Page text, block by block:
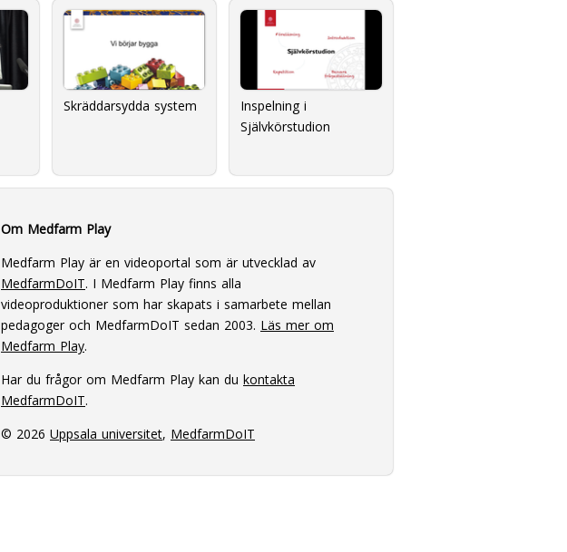
Skräddarsydda system
Inspelning i
Självkörstudion
Om Medfarm Play
Medfarm Play är en videoportal som är utvecklad av
MedfarmDoIT. I Medfarm Play finns alla
videoproduktioner som har skapats i samarbete mellan
pedagoger och MedfarmDoIT sedan 2003. Läs mer om
Medfarm Play.
Har du frågor om Medfarm Play kan du kontakta
MedfarmDoIT.
© 2026 Uppsala universitet, MedfarmDoIT